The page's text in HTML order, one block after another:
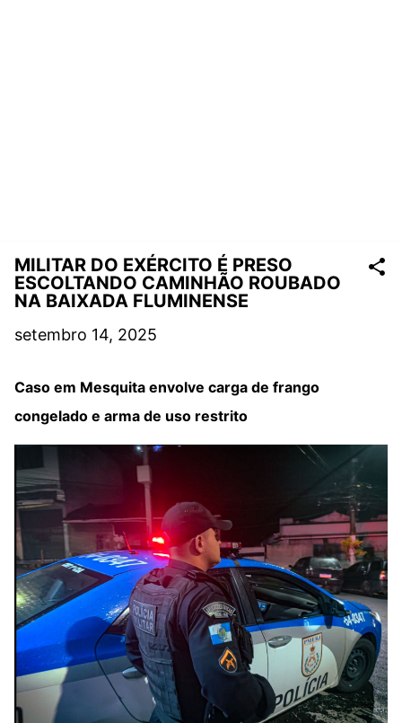
MILITAR DO EXÉRCITO É PRESO
ESCOLTANDO CAMINHÃO ROUBADO
NA BAIXADA FLUMINENSE
setembro 14, 2025
Caso em Mesquita envolve carga de frango
congelado e arma de uso restrito